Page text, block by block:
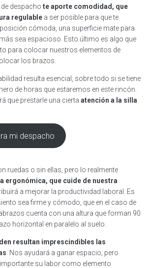
despacho te aporte comodidad, que
regulable a ser posible para que te
cómoda, una superficie mate para
sea espacioso. Esto último es algo que
para colocar nuestros elementos de
los brazos.
resulta esencial, sobre todo si se tiene
de horas que estaremos en este rincón.
que prestarle una cierta atención a la silla
mi despacho
ruedas o sin ellas, pero lo realmente
ergonómica, que cuide de nuestra
a mejorar la productividad laboral. Es
sea firme y cómodo, que en el caso de
cuenta con una altura que forman 90
horizontal en paralelo al suelo.
resultan imprescindibles las
. Nos ayudará a ganar espacio, pero
su labor como elemento